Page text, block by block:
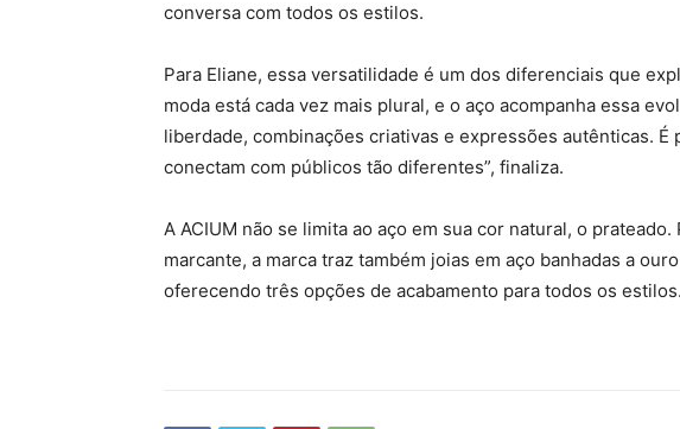
conversa com todos os estilos.
Para Eliane, essa versatilidade é um dos diferenciais que
moda está cada vez mais plural, e o aço acompanha essa
liberdade, combinações criativas e expressões autênticas. É
conectam com públicos tão diferentes”, finaliza.
A ACIUM não se limita ao aço em sua cor natural, o
marcante, a marca traz também joias em aço banhadas a
oferecendo três opções de acabamento para todos os estilos.